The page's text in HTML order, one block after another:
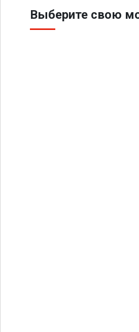
Выберите свою